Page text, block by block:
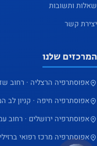
שאלות ותשובות
יצירת קשר
המרכזים שלנו
אפוסתרפיה הרצליה · רחוב שדרות אבא
אפוסתרפיה חיפה · קניון לב
אפוסתרפיה ירושלים · רחוב עמק
אפוסתרפיה מרכז רפואי ברזילי ·